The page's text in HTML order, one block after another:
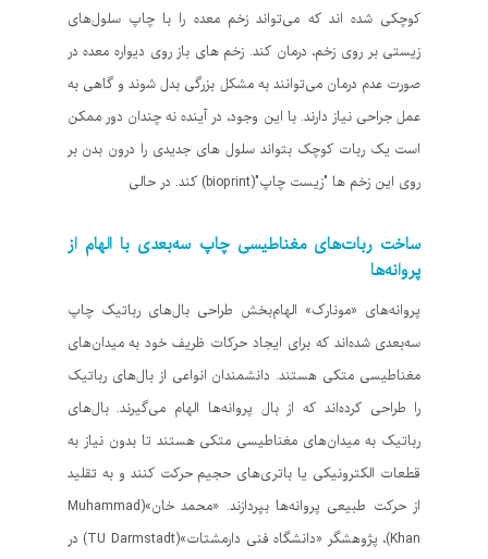
کوچکی شده اند که می‌تواند زخم معده را با چاپ سلول‌های
زیستی بر روی زخم، درمان کند. زخم های باز روی دیواره معده در
صورت عدم درمان می‌توانند به مشکل بزرگی بدل شوند و گاهی به
عمل جراحی نیاز دارند. با این وجود، در آینده نه چندان دور ممکن
است یک ربات کوچک بتواند سلول های جدیدی را درون بدن بر
روی این زخم ها "زیست چاپ"(bioprint) کند. در حالی
ساخت ربات‌های مغناطیسی چاپ سه‌بعدی با الهام از
پروانه‌ها
پروانه‌های «مونارک» الهام‌بخش طراحی بال‌های رباتیک چاپ
سه‌بعدی شده‌اند که برای ایجاد حرکات ظریف خود به میدان‌های
مغناطیسی متکی هستند. دانشمندان انواعی از بال‌های رباتیک
را طراحی کرده‌اند که از بال‌ پروانه‌ها الهام می‌گیرند. بال‌های
رباتیک به میدان‌های مغناطیسی متکی هستند تا بدون نیاز به
قطعات الکترونیکی یا باتری‌های حجیم حرکت کنند و به تقلید
از حرکت طبیعی پروانه‌ها بپردازند. «محمد خان»(Muhammad
Khan)، پژوهشگر «دانشگاه فنی دارمشتات»(TU Darmstadt) در